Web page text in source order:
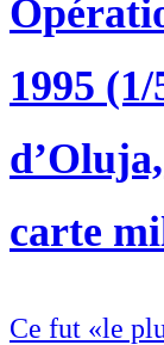
1995
carte
Ce fut «le